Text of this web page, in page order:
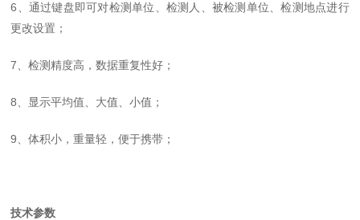
6、通过键盘即可对检测单位、检测人、被检测单位、检测地点进行
更改设置；
7、检测精度高，数据重复性好；
8、显示平均值、大值、小值；
9、体积小，重量轻，便于携带；
技术参数